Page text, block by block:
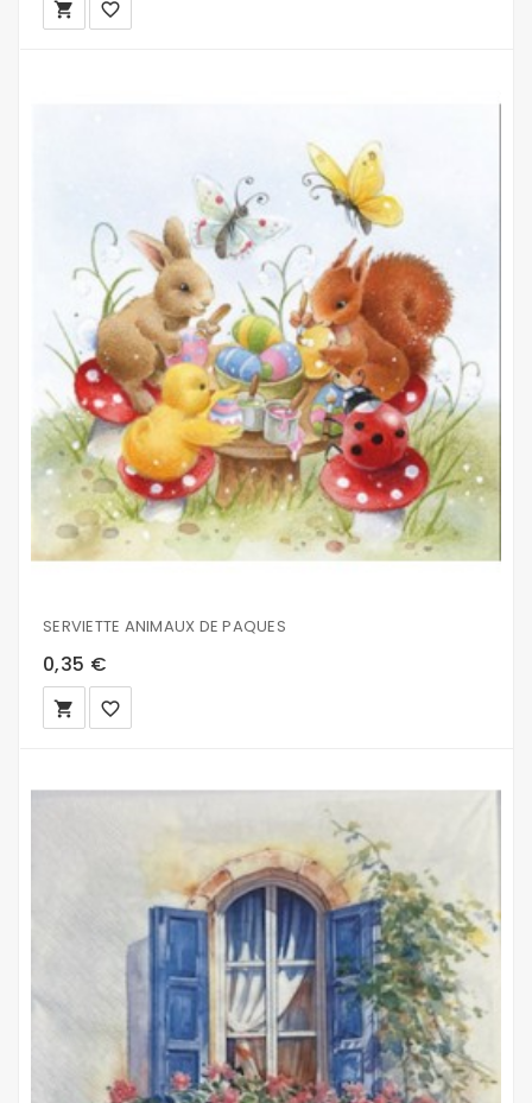
local_grocery_store favorite_border
SERVIETTE ANIMAUX DE PAQUES
0,35 €
local_grocery_store favorite_border